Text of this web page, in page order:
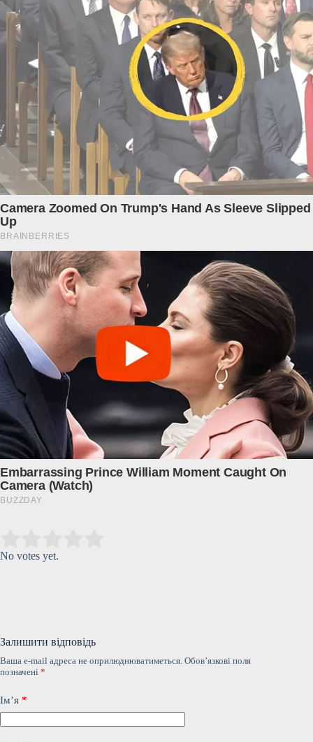
No votes yet.
Залишити відповідь
Ваша e-mail адреса не оприлюднюватиметься. Обов’язкові поля
позначені *
Ім’я *